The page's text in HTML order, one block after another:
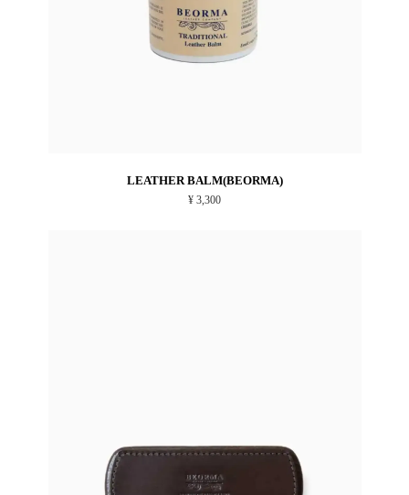
LEATHER BALM(BEORMA)
¥ 3,300